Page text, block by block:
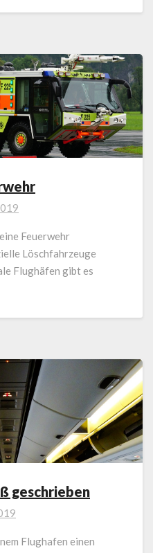
Feuerwehr
Löschfahrzeuge
Flughäfen gibt es
geschrieben
Flughafen einen